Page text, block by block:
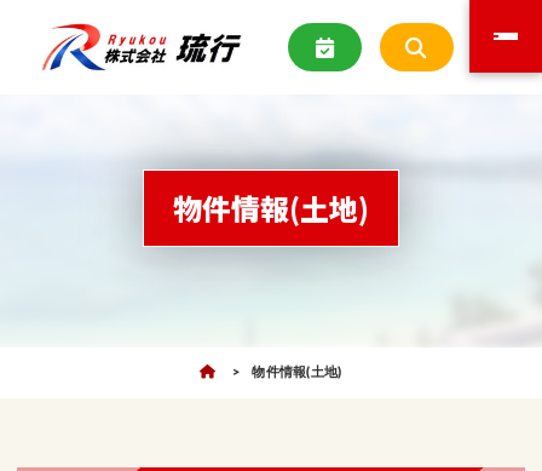
物件情報(土地)
物件情報(土地)